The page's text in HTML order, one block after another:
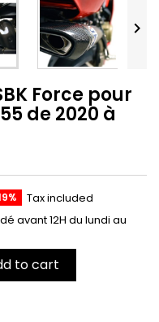

Force pour
de 2020 à
Tax included
avant 12H du lundi au
to cart